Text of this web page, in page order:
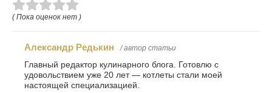
( Пока оценок нет )
Александр Редькин / автор статьи
Главный редактор кулинарного блога. Готовлю с
удовольствием уже 20 лет — котлеты стали моей
настоящей специализацией.